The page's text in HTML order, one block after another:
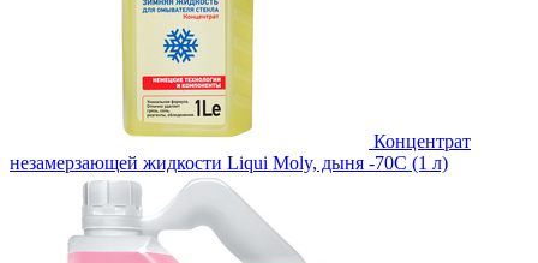
Концентрат
незамерзающей жидкости Liqui Moly, дыня -70С (1 л)